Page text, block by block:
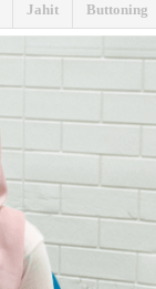
Jahit Buttoning